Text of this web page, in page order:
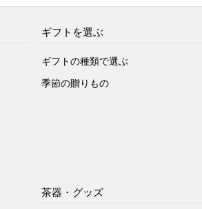
ギフトを選ぶ
ギフトの種類で選ぶ
季節の贈りもの
茶器・グッズ